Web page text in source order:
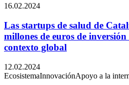
16.02.2024
Las startups de salud de
millones de euros de
contexto global
12.02.2024
EcosistemaInnovaciónApoyo a la